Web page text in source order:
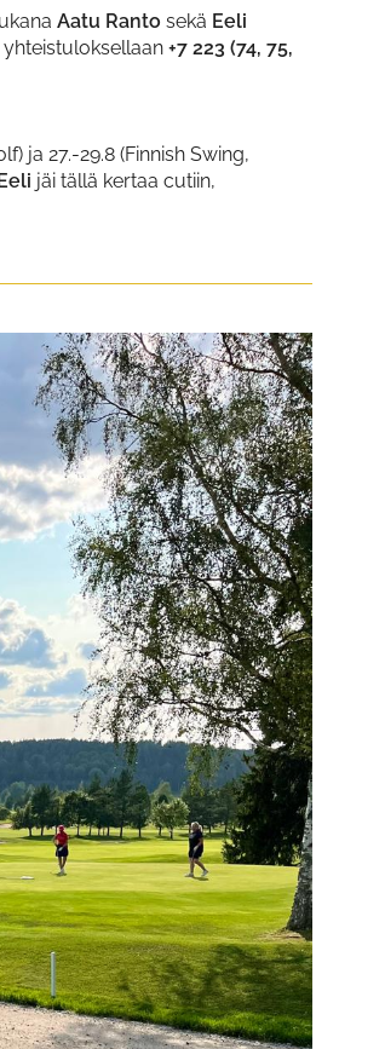
Aatu Ranto sekä Eeli
yhteistuloksellaan+7 223 (74, 75,
ja 27.-29.8 (Finnish Swing,
Eeli jäi tällä kertaa cutiin,